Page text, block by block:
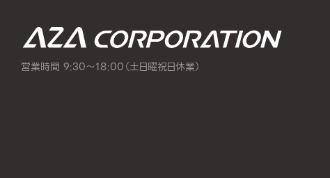
営業時間 9:30～18:00（土日曜祝日休業）